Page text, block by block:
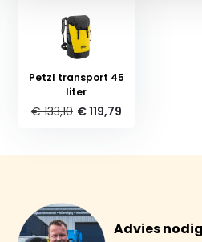
Petzl transport 45
liter
€ 133,10 € 119,79
Advies